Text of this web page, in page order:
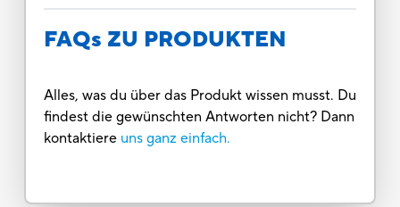
FAQs ZU PRODUKTEN
Alles, was du über das Produkt wissen musst. Du
findest die gewünschten Antworten nicht? Dann
kontaktiere uns ganz einfach.